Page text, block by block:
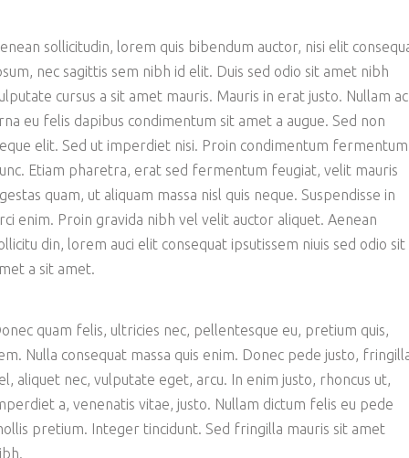
sollicitudin, lorem quis bibendum auctor, nisi elit
nec sagittis sem nibh id elit. Duis sed odio sit amet nibh
cursus a sit amet mauris. Mauris in erat justo. Nullam ac
eu felis dapibus condimentum sit amet a augue. Sed non
elit. Sed ut imperdiet nisi. Proin condimentum fermentum
Etiam pharetra, erat sed fermentum feugiat, velit mauris
quam, ut aliquam massa nisl quis neque. Suspendisse in
enim. Proin gravida nibh vel velit auctor aliquet. Aenean
din, lorem auci elit consequat ipsutissem niuis sed odio sit
a sit amet.
quam felis, ultricies nec, pellentesque eu, pretium quis,
Nulla consequat massa quis enim. Donec pede justo,
aliquet nec, vulputate eget, arcu. In enim justo, rhoncus ut,
a, venenatis vitae, justo. Nullam dictum felis eu pede
pretium. Integer tincidunt. Sed fringilla mauris sit amet